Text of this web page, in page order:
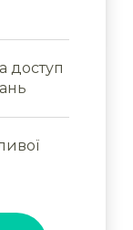
доступ